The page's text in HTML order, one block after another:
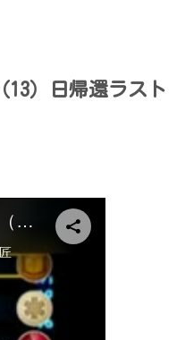
13）日帰還ラスト